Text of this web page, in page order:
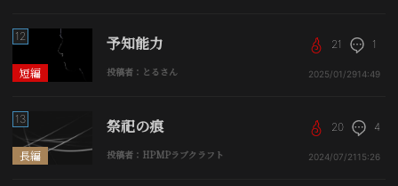
短編
12 予知能力
投稿者：とるさん
21 1
2025/01/2914:49
長編
13 祭祀の痕
投稿者：HPMPラブクラフト
20 4
2024/07/21 15:26